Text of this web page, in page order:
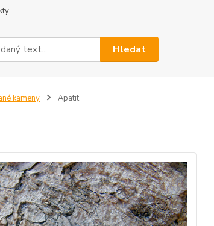
Hledat
kameny Apatit